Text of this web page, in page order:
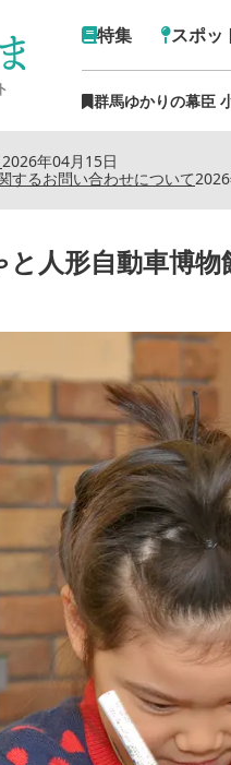
特集 スポッ
群馬ゆかりの幕臣
2026年04月15日
するお問い合わせについて
人形自動車博物